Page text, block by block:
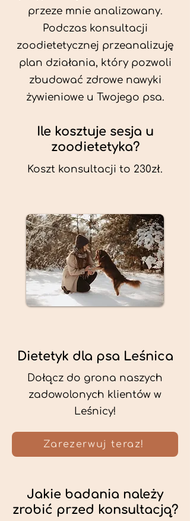
przeze mnie analizowany.
Podczas konsultacji
zoodietetycznej przeanalizuję
plan działania, który pozwoli
zbudować zdrowe nawyki
żywieniowe u Twojego psa.
Ile kosztuje sesja u
zoodietetyka?
Koszt konsultacji to 230zł.
Dietetyk dla psa Leśnica
Dołącz do grona naszych
zadowolonych klientów w
Leśnicy!
Zarezerwuj teraz!
Jakie badania należy
zrobić przed konsultacją?